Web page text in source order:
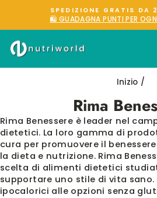
direttamente
ai
contenuti
Metti
SPEDIZIONE GRATIS DA
🛍️ GUADAGNA PUNTI PER
Inizio /
Rima
Rima Benessere è leader nel
dietetici. La loro gamma di
cura per promuovere il
la dieta e nutrizione. Rima
scelta di alimenti dietetici
supportare uno stile di vita sano.
ipocalorici alle opzioni senza